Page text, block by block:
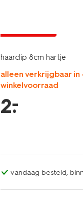
haarclip 8cm hartje
alleen verkrijgbaar in
winkelvoorraad
2.
–
vandaag besteld,